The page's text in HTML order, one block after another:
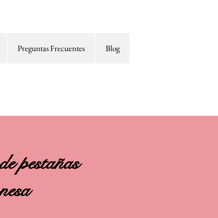
Preguntas Frecuentes Blog
pestañas